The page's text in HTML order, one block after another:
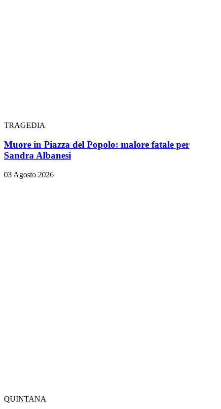
TRAGEDIA
Muore in Piazza del Popolo: malore fatale per
Sandra Albanesi
03 Agosto 2026
QUINTANA